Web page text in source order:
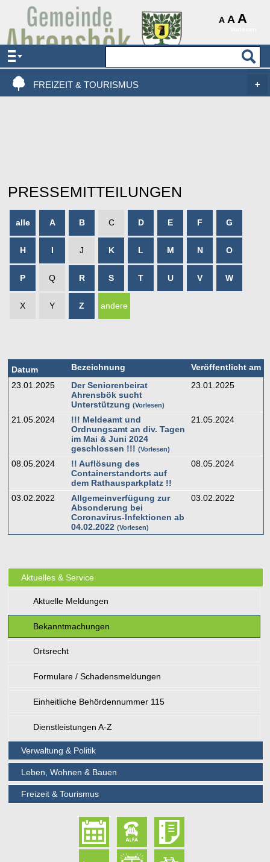
A A A
AKTUELLES & SERVICE
VERWALTUNG & POLITIK
FREIZEIT & TOURISMUS
PRESSEMITTEILUNGEN
alle A B C D E F G
H I J K L M N O
P Q R S T U V W
X Y Z andere
Datum Bezeichnung
Veröffentlicht am
23.01.2025
Der Seniorenbeirat
Ahrensbök sucht
Unterstützung
Vorlesen
23.01.2025
21.05.2024
!!! Meldeamt und
Ordnungsamt an div. Tagen
im Mai & Juni 2024
geschlossen !!!
Vorlesen
21.05.2024
08.05.2024
!! Auflösung des
Containerstandorts auf
dem Rathausparkplatz !!
08.05.2024
03.02.2022
Allgemeinverfügung zur
Absonderung bei
Coronavirus-Infektionen ab
04.02.2022
Vorlesen
03.02.2022
Aktuelles & Service
Aktuelle Meldungen
Bekanntmachungen
Ortsrecht
Formulare / Schadensmeldungen
Einheitliche Behördennummer 115
Dienstleistungen A-Z
Verwaltung & Politik
Leben, Wohnen & Bauen
Freizeit & Tourismus